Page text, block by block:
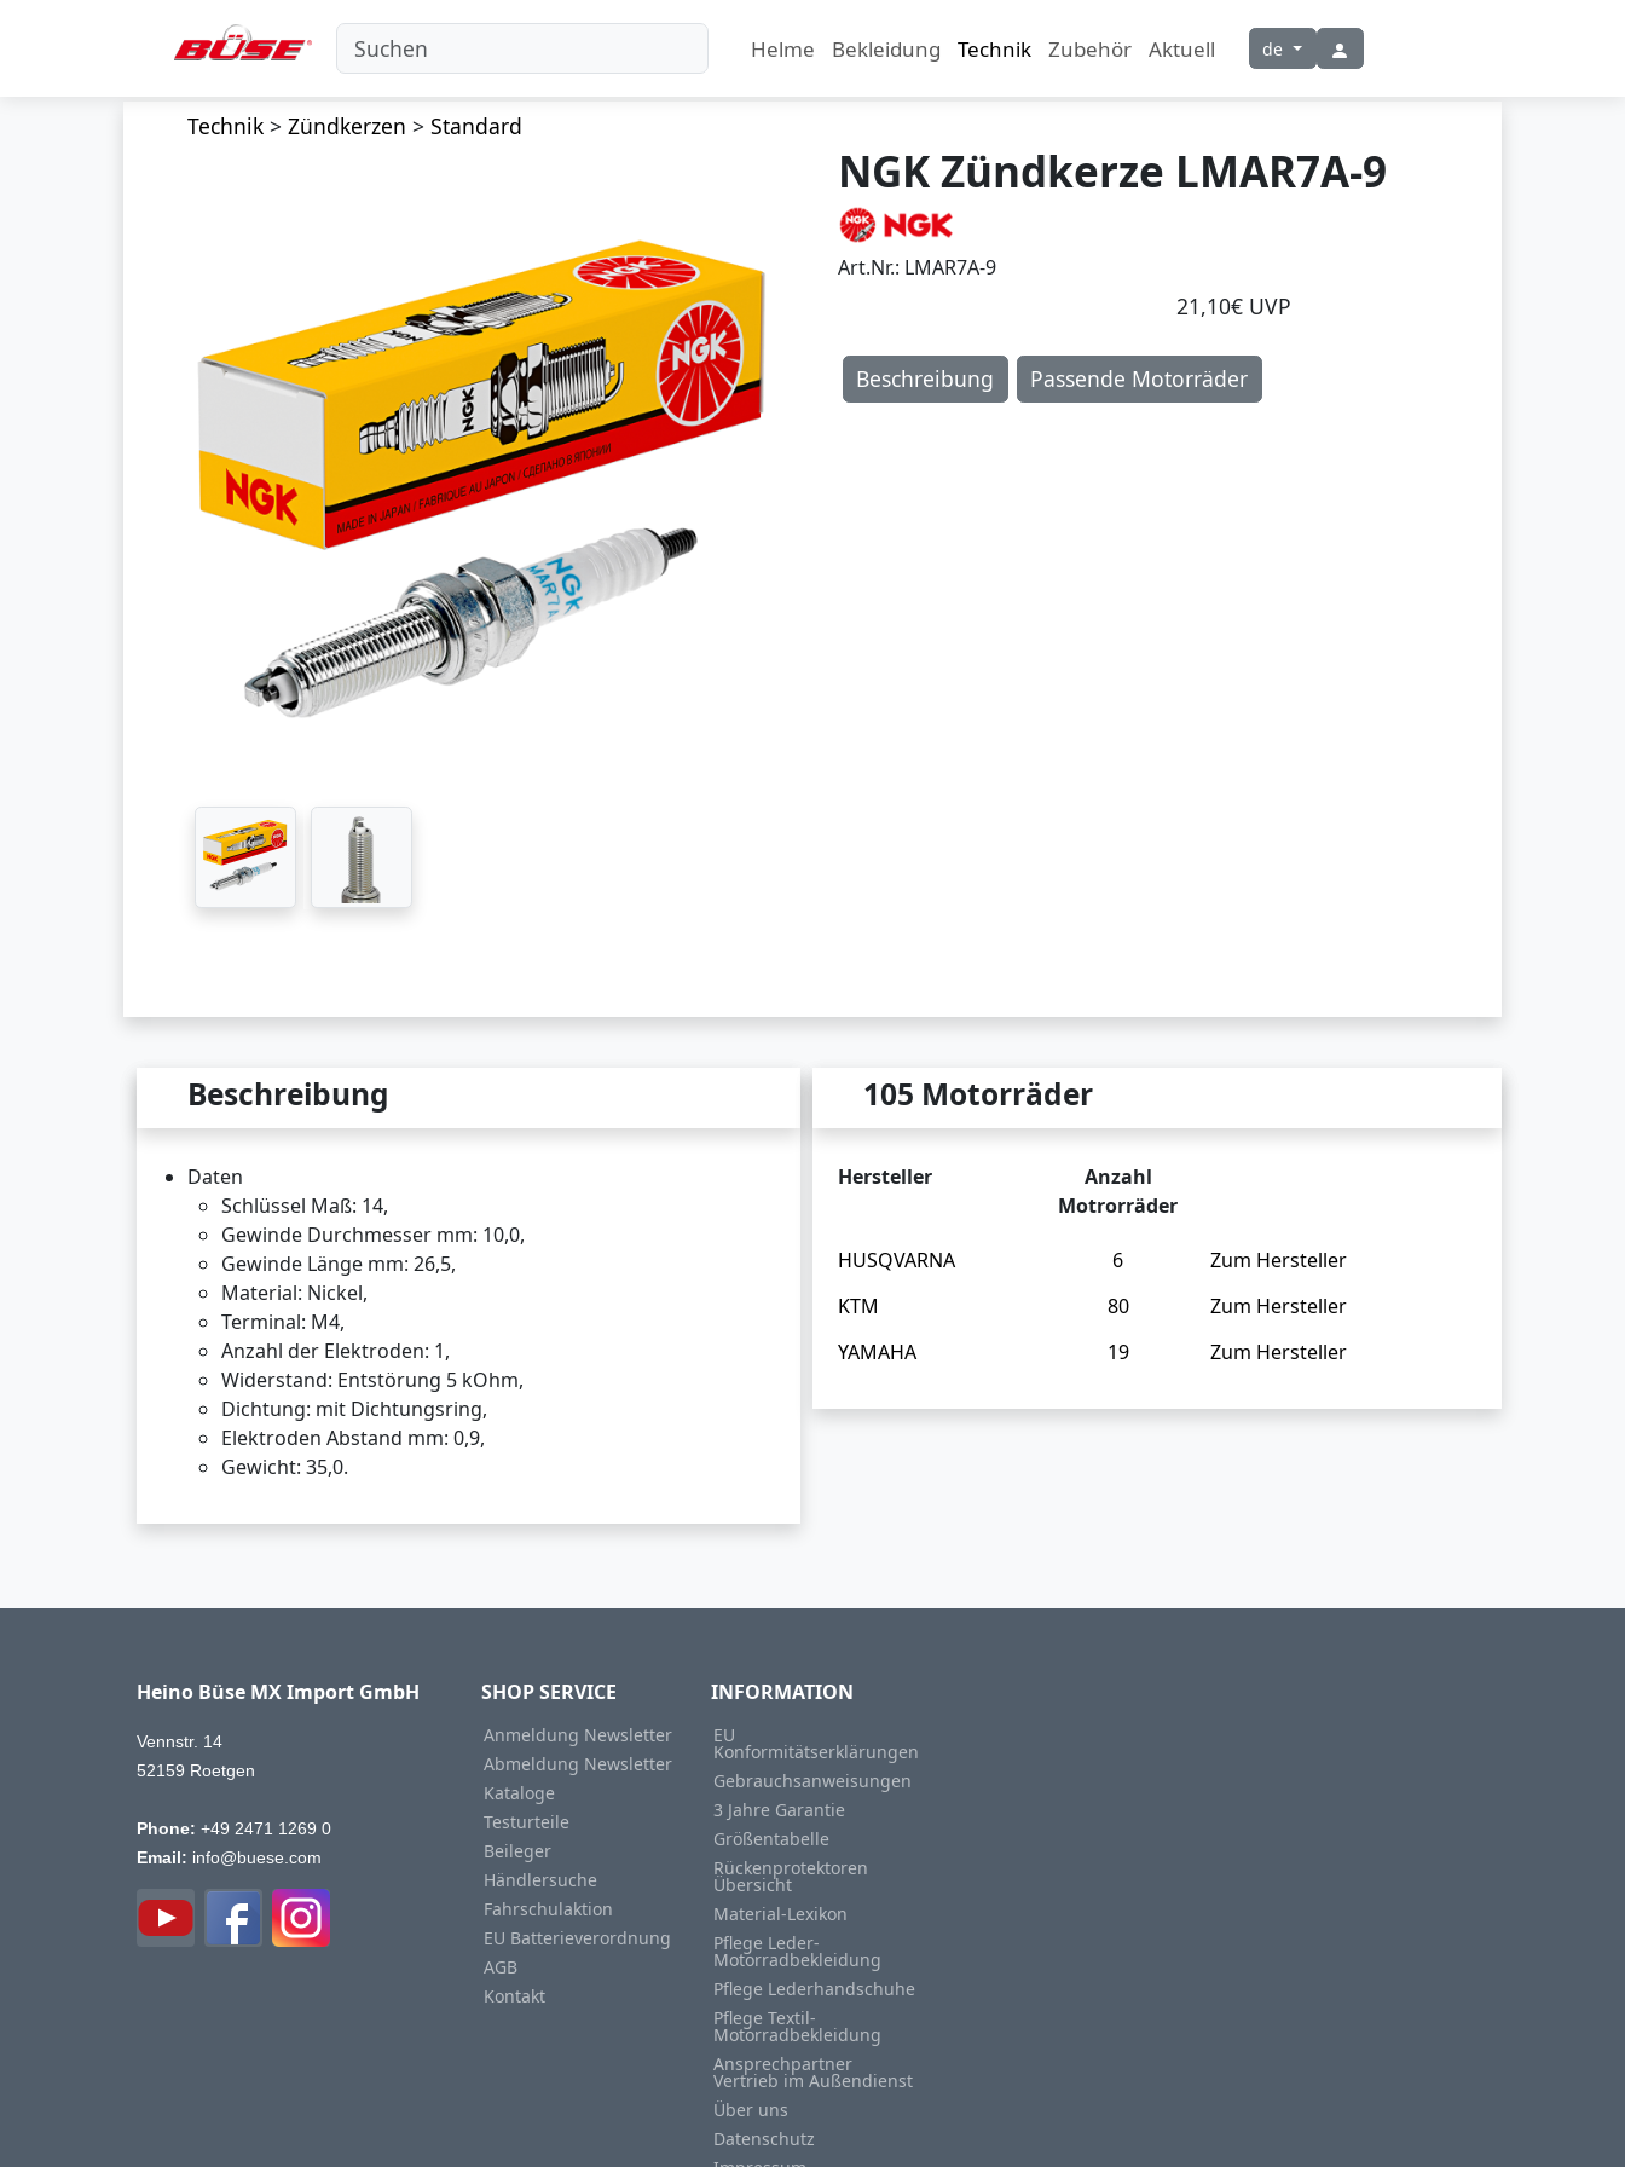
Helme Bekleidung Technik Zubehör Aktuell de
Technik> Zündkerzen > Standard
NGK Zündkerze LMAR7A-9
Art.Nr.: LMAR7A-9
21,10€ UVP
Beschreibung Passende Motorräder
Beschreibung
Daten
Schlüssel Maß: 14,
Gewinde Durchmesser mm: 10,0,
Gewinde Länge mm: 26,5,
Material: Nickel,
Terminal: M4,
Anzahl der Elektroden: 1,
Widerstand: Entstörung 5 kOhm,
Dichtung: mit Dichtungsring,
Elektroden Abstand mm: 0,9,
Gewicht: 35,0.
105 Motorräder
Hersteller
Anzahl
Motrorräder
HUSQVARNA 6
Zum Hersteller
KTM
80
Zum Hersteller
YAMAHA
19 Zum Hersteller
Heino Büse MX Import GmbH
Vennstr. 14
52159 Roetgen
Phone: +49 2471 1269 0
Email: info@buese.com
SHOP SERVICE
Anmeldung Newsletter
Abmeldung Newsletter
Kataloge
Testurteile
Beileger
Händlersuche
Fahrschulaktion
EU Batterieverordnung
AGB
Kontakt
INFORMATION
EU
Konformitätserklärungen
Gebrauchsanweisungen
3 Jahre Garantie
Größentabelle
Rückenprotektoren
Übersicht
Material-Lexikon
Pflege Leder-
Motorradbekleidung
Pflege Lederhandschuhe
Pflege Textil-
Motorradbekleidung
Ansprechpartner
Vertrieb im Außendienst
Über uns
Datenschutz